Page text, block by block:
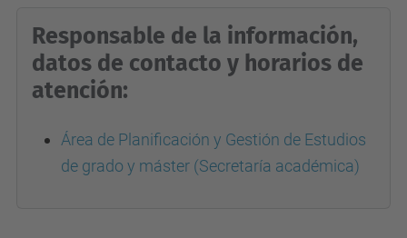
Responsable de la información,
datos de contacto y horarios de
atención:
Área de Planificación y Gestión de Estudios
de grado y máster (Secretaría académica)